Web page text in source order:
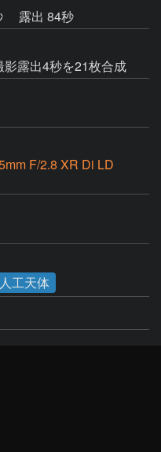
露出 84秒
露出4秒を21枚合成
F/2.8 XR Di LD
人工天体